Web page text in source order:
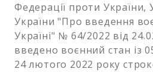
Федерації проти
України "Про введення
Україні" № 64/2022 від
введено воєнний стан із
24 лютого 2022 року